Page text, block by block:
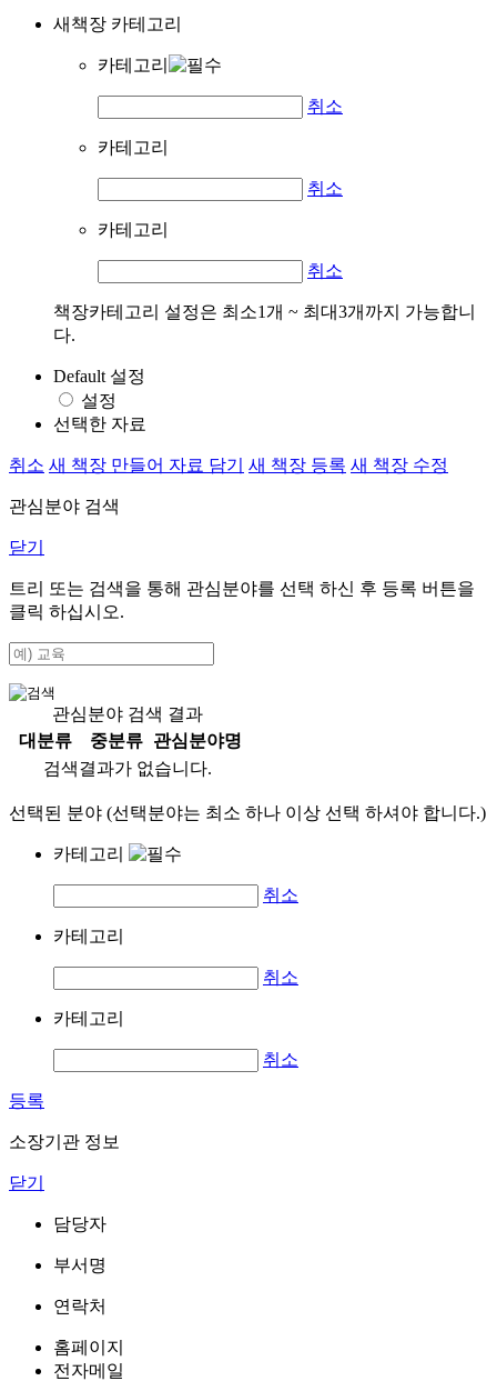
새책장 카테고리
카테고리
취소
카테고리
취소
카테고리
취소
책장카테고리 설정은 최소1개 ~ 최대3개까지 가능합니
다.
Default 설정
설정
선택한 자료
취소 새 책장 만들어 자료 담기 새 책장 등록 새 책장 수정
관심분야 검색
닫기
트리 또는 검색을 통해 관심분야를 선택 하신 후 등록 버튼을
클릭 하십시오.
관심분야 검색 결과
대분류
중분류
관심분야명
검색결과가 없습니다.
선택된 분야 (선택분야는 최소 하나 이상 선택 하셔야 합니다.)
카테고리
취소
카테고리
취소
카테고리
취소
등록
소장기관 정보
닫기
담당자
부서명
연락처
홈페이지
전자메일